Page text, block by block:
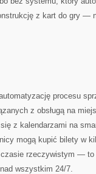
z kart do gry —
procesu
z obsługą na
z kalendarzami na
mogą kupić bilety w
rzeczywistym — to
wszystkim 24/7.